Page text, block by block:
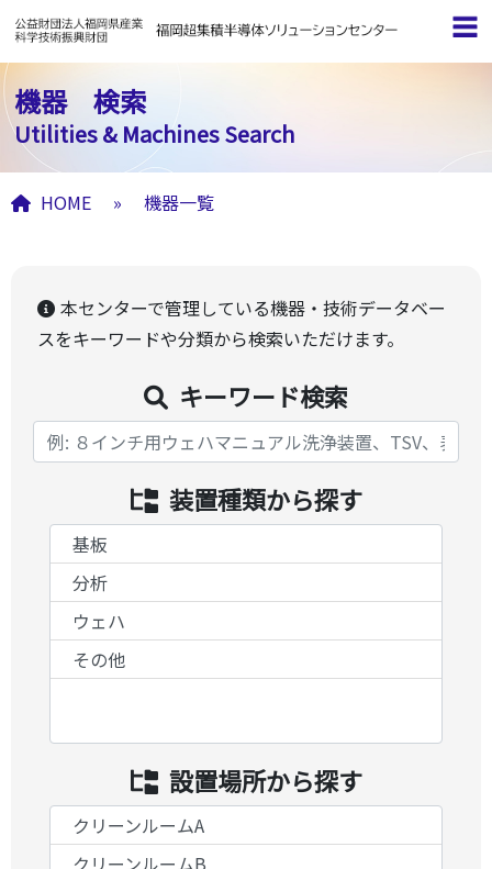
機器 検索
Utilities & Machines Search
HOME » 機器一覧
本センターで管理している機器・技術データベー
スをキーワードや分類から検索いただけます。
キーワード検索
装置種類から探す
設置場所から探す